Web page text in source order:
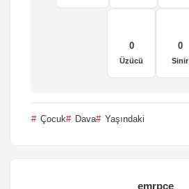
0
Üzücü
0
Sinir
Çocuk Dava Yaşındaki
emrpce